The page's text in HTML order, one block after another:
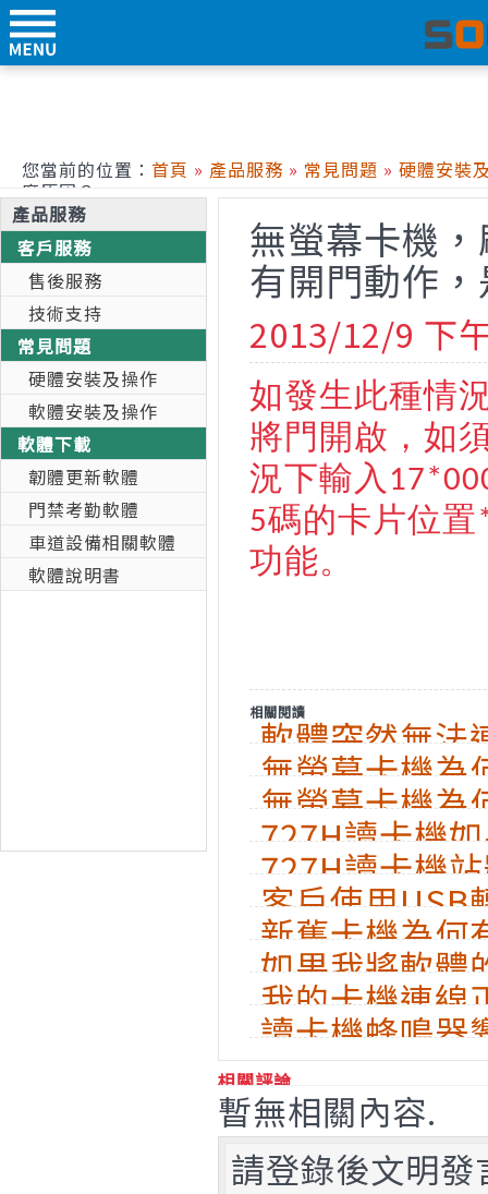
您當前的位置： 首頁 » 產品服務 » 常見問題 » 硬體安裝
麼原因？
產品服務
客戶服務
售後服務
技術支持
常見問題
硬體安裝及操作
軟體安裝及操作
軟體下載
韌體更新軟體
門禁考勤軟體
車道設備相關軟體
軟體說明書
無螢幕卡機
有開門動作
2013/12/9 下
如發生此種情
將門開啟，如
況下輸入
5碼的卡片位置
功能。
相關閱讀
軟體突然無法
無螢幕卡機為
閃紅燈？
無螢幕卡機為
會出現LED閃
727H讀卡機
原因，該如何
727H讀卡機
為何軟體卻顯
客戶使用USB
就無法連線了
新舊卡機為何
場正常連線？
如果我將軟體
怎麼處理？
我的卡機連線
訊息，為何我
讀卡機蜂鳴器
相關評論
暫無相關內容.
請登錄後文明